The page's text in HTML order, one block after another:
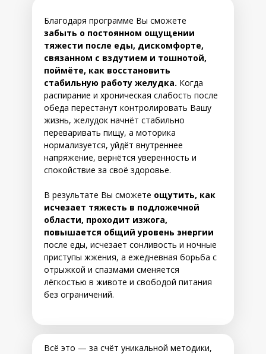
Благодаря программе Вы сможете
забыть о постоянном ощущении
тяжести после еды, дискомфорте,
связанном с вздутием и тошнотой,
поймёте, как восстановить
стабильную работу желудка. Когда
распирание и хроническая слабость после
обеда перестанут контролировать Вашу
жизнь, желудок начнёт стабильно
переваривать пищу, а моторика
нормализуется, уйдёт внутреннее
напряжение, вернётся уверенность и
спокойствие за своё здоровье.
В результате Вы сможете ощутить, как
исчезает тяжесть в подложечной
области, проходит изжога,
повышается общий уровень энергии
после еды, исчезает сонливость и ночные
приступы жжения, а ежедневная борьба с
отрыжкой и спазмами сменяется
лёгкостью в животе и свободой питания
без ограничений.
Всё это — за счёт уникальной методики,